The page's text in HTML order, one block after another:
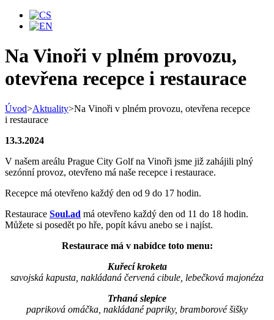
Na Vinoři v plném provozu,
otevřena recepce i restaurace
Úvod>Aktuality>Na Vinoři v plném provozu, otevřena recepce
i restaurace
13.3.2024
V našem areálu Prague City Golf na Vinoři jsme již zahájili plný
sezónní provoz, otevřeno má naše recepce i restaurace.
Recepce má otevřeno každý den od 9 do 17 hodin.
Restaurace Soul.ad má otevřeno každý den od 11 do 18 hodin.
Můžete si posedět po hře, popít kávu anebo se i najíst.
Restaurace má v nabídce toto menu:
Kuřecí kroketa
savojská kapusta, nakládaná červená cibule, lebečková majonéza
Trhaná slepice
papriková omáčka, nakládané papriky, bramborové šišky